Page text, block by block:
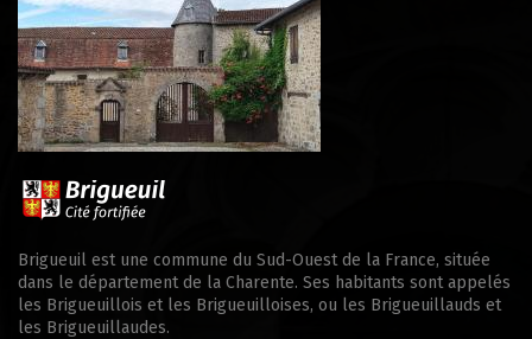
Brigueuil est une commune du Sud-Ouest de la France, située
dans le département de la Charente. Ses habitants sont appelés
les Brigueuillois et les Brigueuilloises, ou les Brigueuillauds et
les Brigueuillaudes.